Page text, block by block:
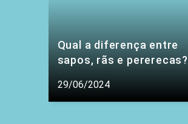
Qual a diferença entre
sapos, rãs e pererecas?
29/06/2024